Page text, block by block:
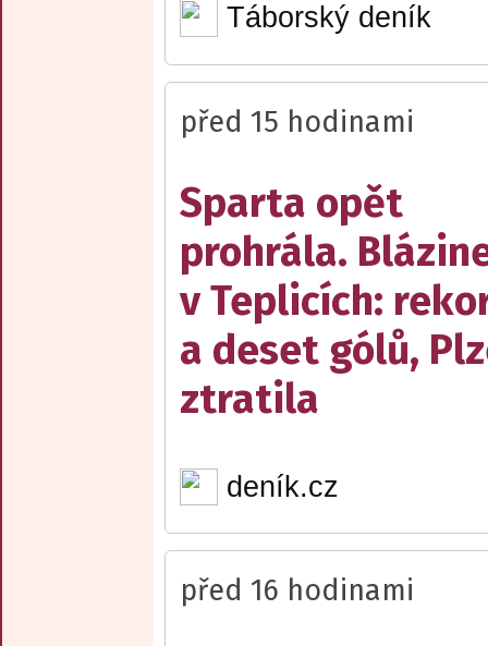
Táborský deník
před 15 hodinami
Sparta opět
prohrála.
v Teplicích:
a deset gólů,
ztratila
deník.cz
před 16 hodinami